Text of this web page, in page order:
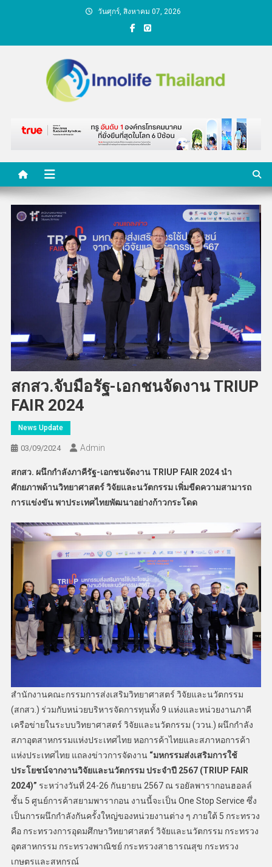
วันศุกร์, สิงหาคม 07, 2026
คนกับความคิด ชีวิตกับ
นวัตกรรม
สกสว.จับมือรัฐ-เอกชนจัดงาน TRIUP
FAIR 2024
News Update
03/09/2024 Admin
สกสว. ผนึกกำลังภาคีรัฐ-เอกชนจัดงาน TRIUP FAIR 2024นำ
ศักยภาพด้านวิทยาศาสตร์ วิจัยและนวัตกรรม เพิ่มขีดความสามารถ
การแข่งขัน พาประเทศไทยพัฒนาอย่างก้าวกระโดด
สำนักงานคณะกรรมการส่งเสริมวิทยาศาสตร์ วิจัยและนวัตกรรม
(สกสว.) ร่วมกับหน่วยบริหารจัดการทุนทั้ง 9 แห่งและหน่วยงานภาคี
เครือข่ายในระบบวิทยาศาสตร์ วิจัยและนวัตกรรม (ววน.) ผนึกกำลัง
สภาอุตสาหกรรมแห่งประเทศไทย หอการค้าไทยและสภาหอการค้า
แห่งประเทศไทย แถลงข่าวการจัดงาน “มหกรรมส่งเสริมการใช้
ประโยชน์จากงานวิจัยและนวัตกรรม ประจำปี 2567 (TRIUP FAIR
2024)” ระหว่างวันที่ 24-26 กันยายน 2567 ณ รอยัลพารากอนฮอลล์
ชั้น 5 ศูนย์การค้าสยามพารากอน งานนี้จะเป็น One Stop Service ซึ่ง
เป็นการผนึกกำลังกันครั้งใหญ่ของหน่วยงานต่าง ๆ ภายใต้ 5 กระทรวง
คือ กระทรวงการอุดมศึกษาวิทยาศาสตร์ วิจัยและนวัตกรรม กระทรวง
อุตสาหกรรม กระทรวงพาณิชย์ กระทรวงสาธารณสุข กระทรวง
เกษตรและสหกรณ์